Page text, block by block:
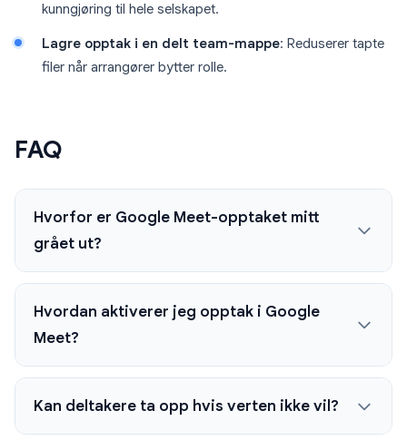
kunngjøring til hele selskapet.
Lagre opptak i en delt team-mappe: Reduserer tapte
filer når arrangører bytter rolle.
FAQ
Hvorfor er Google Meet-opptaket mitt
grået ut?
Hvordan aktiverer jeg opptak i Google
Meet?
Kan deltakere ta opp hvis verten ikke vil?